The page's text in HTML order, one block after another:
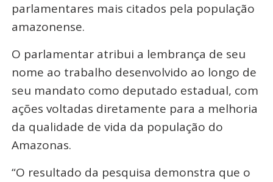
parlamentares mais citados pela população
amazonense.
O parlamentar atribui a lembrança de seu
nome ao trabalho desenvolvido ao longo de
seu mandato como deputado estadual, com
ações voltadas diretamente para a melhoria
da qualidade de vida da população do
Amazonas.
“O resultado da pesquisa demonstra que o